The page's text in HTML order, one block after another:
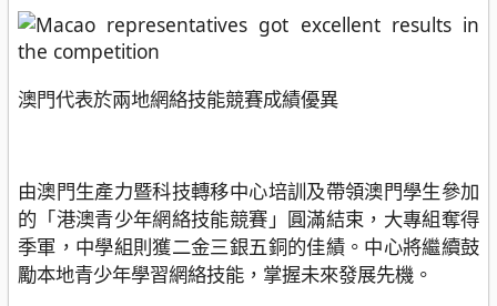
澳門代表於兩地網絡技能競賽成績優異
由澳門生產力暨科技轉移中心培訓及帶領澳門學生參加
的「港澳青少年網絡技能競賽」圓滿結束，大專組奪得
季軍，中學組則獲二金三銀五銅的佳績。中心將繼續鼓
勵本地青少年學習網絡技能，掌握未來發展先機。